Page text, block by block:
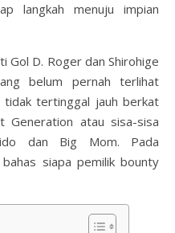
langkah menuju impian
Gol D. Roger dan Shirohige
belum pernah terlihat
tidak tertinggal jauh berkat
atau sisa-sisa
dan Big Mom. Pada
siapa pemilik bounty